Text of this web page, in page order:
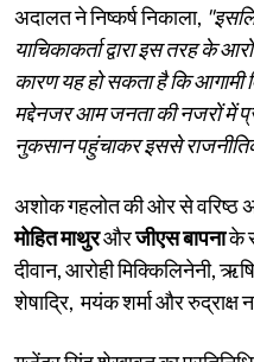
अदालत ने निष्कर्ष निकाला,
याचिकाकर्ता द्वारा इस तरह के
कारण यह हो सकता है कि आगामी
मद्देनजर आम जनता की नजरों में
नुकसान पहुंचाकर इससे
अशोक गहलोत की ओर से वरिष्ठ
मोहित माथुरऔरजीएस बापनाके
दीवान, आरोही मिक्किलिनेनी,
शेषाद्रि, मयंक शर्मा और रुद्राक्ष